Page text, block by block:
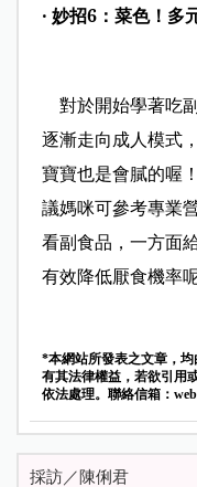
‧ 妙招6：菜色！多
對於開始學著吃
逐漸走向成人模式
寶寶也是會膩的喔
議媽咪可參考專業
看副食品，一方面
有效降低厭食機率
*本網站所發表之文章，
有其法律權益，若欲引用
依法處理。聯絡信箱：
首頁 專欄